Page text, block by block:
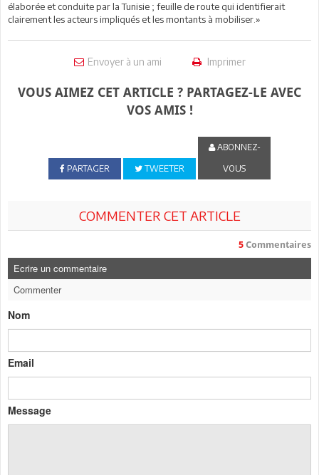
élaborée et conduite par la Tunisie ; feuille de route qui identifierait
clairement les acteurs impliqués et les montants à mobiliser.»
Envoyer à un ami Imprimer
VOUS AIMEZ CET ARTICLE ? PARTAGEZ-LE AVEC
VOS AMIS !
PARTAGER TWEETER
ABONNEZ-
VOUS
COMMENTER CET ARTICLE
5 Commentaires
Ecrire un commentaire
Commenter
Nom
Email
Message